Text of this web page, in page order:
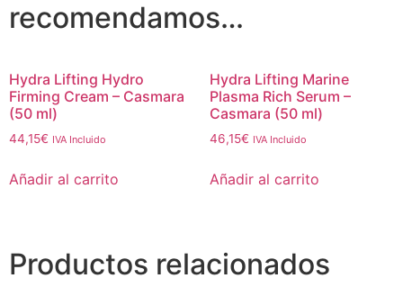
recomendamos…
Hydra Lifting Hydro
Firming Cream – Casmara
(50 ml)
44,15€ IVA Incluido
Añadir al carrito
Hydra Lifting Marine
Plasma Rich Serum –
Casmara (50 ml)
46,15€ IVA Incluido
Añadir al carrito
Productos relacionados